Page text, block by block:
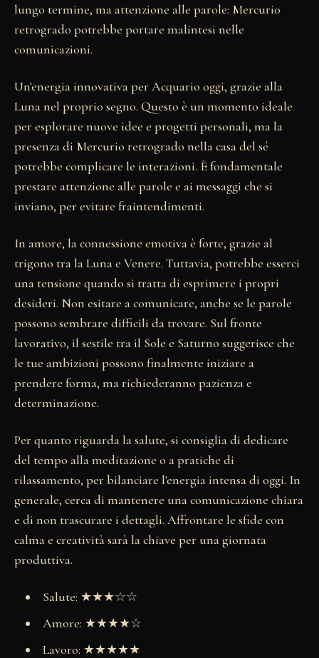
lungo termine, ma attenzione alle parole: Mercurio
retrogrado potrebbe portare malintesi nelle
comunicazioni.
Un'energia innovativa per Acquario oggi, grazie alla
Luna nel proprio segno. Questo è un momento ideale
per esplorare nuove idee e progetti personali, ma la
presenza di Mercurio retrogrado nella casa del sé
potrebbe complicare le interazioni. È fondamentale
prestare attenzione alle parole e ai messaggi che si
inviano, per evitare fraintendimenti.
In amore, la connessione emotiva è forte, grazie al
trigono tra la Luna e Venere. Tuttavia, potrebbe esserci
una tensione quando si tratta di esprimere i propri
desideri. Non esitare a comunicare, anche se le parole
possono sembrare difficili da trovare. Sul fronte
lavorativo, il sestile tra il Sole e Saturno suggerisce che
le tue ambizioni possono finalmente iniziare a
prendere forma, ma richiederanno pazienza e
determinazione.
Per quanto riguarda la salute, si consiglia di dedicare
del tempo alla meditazione o a pratiche di
rilassamento, per bilanciare l'energia intensa di oggi. In
generale, cerca di mantenere una comunicazione chiara
e di non trascurare i dettagli. Affrontare le sfide con
calma e creatività sarà la chiave per una giornata
produttiva.
Salute: ★★★☆☆
Amore: ★★★★☆
Lavoro: ★★★★★